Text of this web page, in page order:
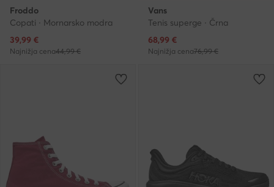
Froddo
Copati · Mornarsko modra
Trenutna cena
39,99 €
Najnižja cena44,99 €
Vans
Tenis superge · Črna
Trenutna cena
68,99 €
Najnižja cena76,99 €